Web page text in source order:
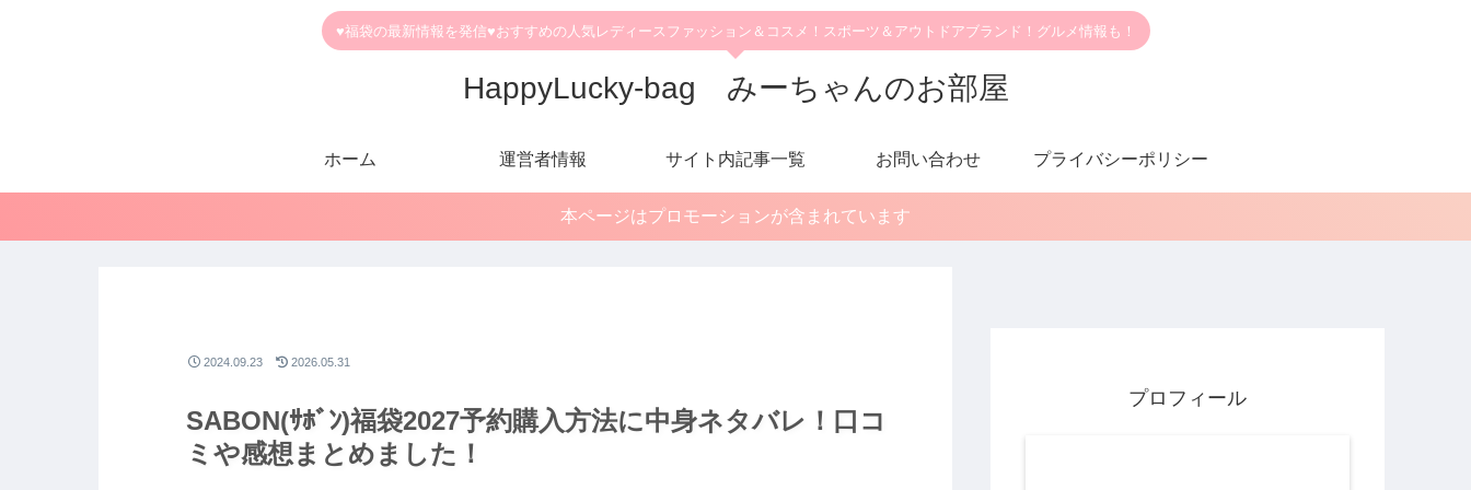
♥福袋の最新情報を発信♥おすすめの人気レディースファッション＆コスメ！スポーツ＆アウトドアブランド！グルメ情報も！
HappyLucky-bag みーちゃんのお部屋
ホーム 運営者情報 サイト内記事一覧 お問い合わせ プライバシーポリシー
本ページはプロモーションが含まれています
SABON(ｻﾎﾞﾝ)福袋2027予約購入方法に中身ネタバレ！口コ
ミや感想まとめました！
2024.09.23 2026.05.31
プロフィール